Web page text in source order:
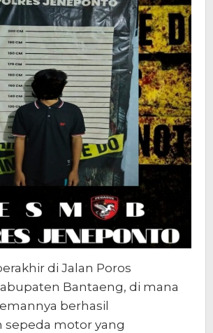
di Jalan Poros
Bantaeng, di mana
berhasil
motor yang